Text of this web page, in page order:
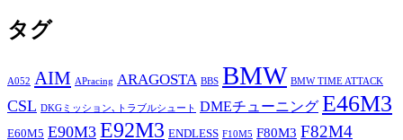
タグ
A052 AIM APracing ARAGOSTA BBS BMW BMW TIME ATTACK
CSL DKGミッション､トラブルシュート DMEチューニング E46M3
E60M5 E90M3 E92M3 ENDLESS F10M5 F80M3 F82M4